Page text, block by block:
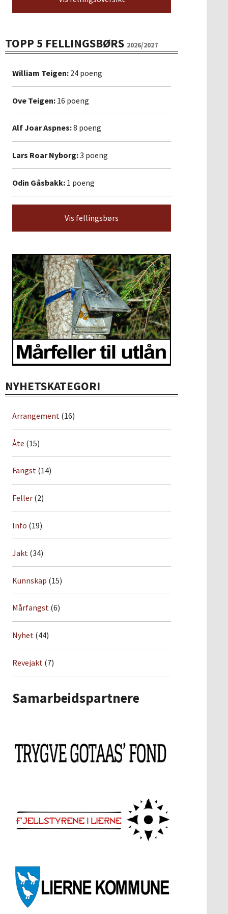
TOPP 5 FELLINGSBØRS 2026/2027
William Teigen: 24 poeng
Ove Teigen: 16 poeng
Alf Joar Aspnes:8 poeng
Lars Roar Nyborg:3 poeng
Odin Gåsbakk: 1 poeng
Vis fellingsbørs
NYHETSKATEGORI
Arrangement (16)
Åte (15)
Fangst (14)
Feller (2)
Info (19)
Jakt (34)
Kunnskap (15)
Mårfangst (6)
Nyhet (44)
Revejakt (7)
Samarbeidspartnere